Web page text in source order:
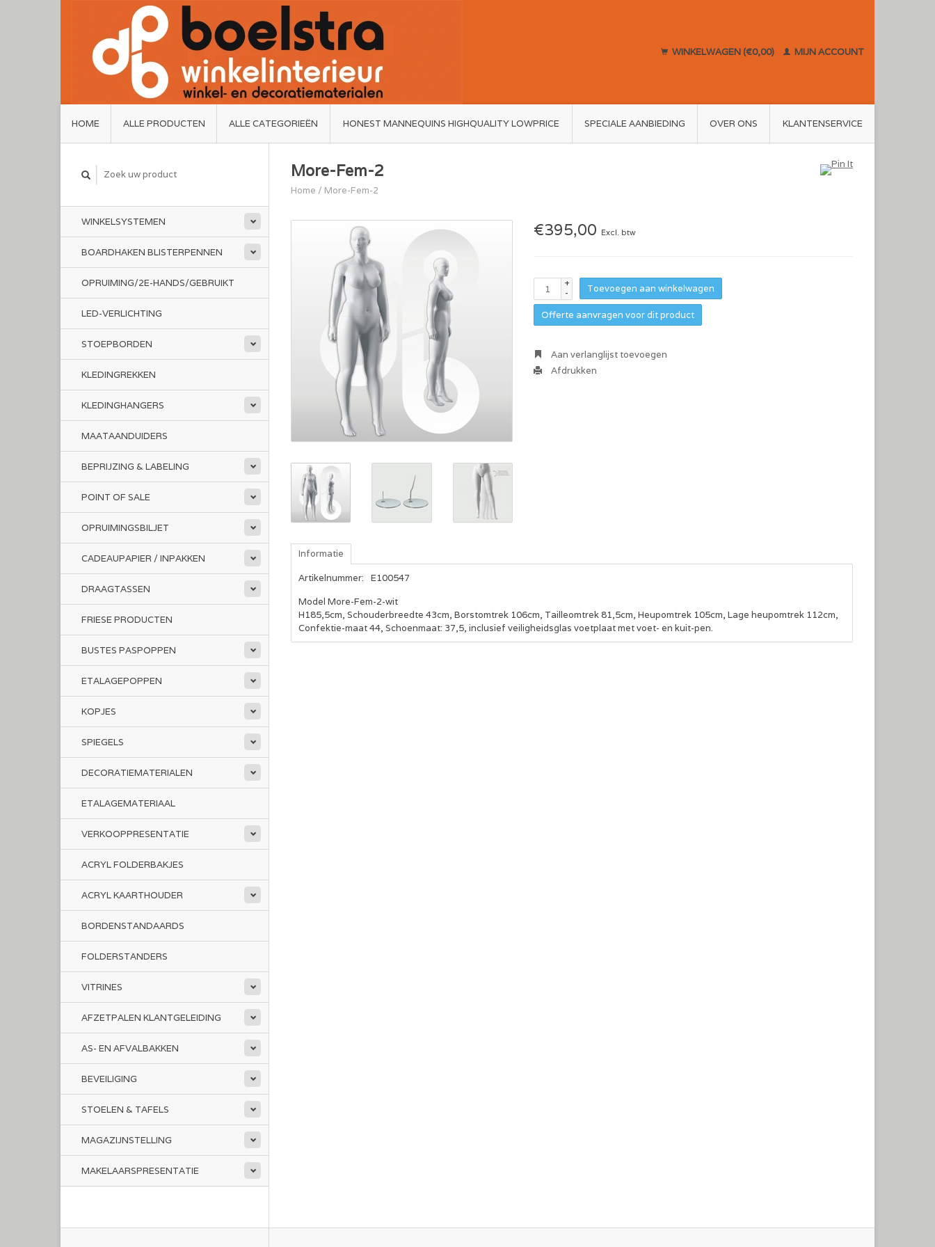
WINKELWAGEN (€0,00) MIJN ACCOUNT
HOME ALLE PRODUCTEN ALLE CATEGORIEËN HONEST MANNEQUINS HIGHQUALITY LOWPRICE SPECIALE AANBIEDING OVER ONS KLANTENSERVICE
WINKELSYSTEMEN
BOARDHAKEN BLISTERPENNEN
OPRUIMING/2E-HANDS/GEBRUIKT
LED-VERLICHTING
STOEPBORDEN
KLEDINGREKKEN
KLEDINGHANGERS
MAATAANDUIDERS
BEPRIJZING & LABELING
POINT OF SALE
OPRUIMINGSBILJET
CADEAUPAPIER / INPAKKEN
DRAAGTASSEN
FRIESE PRODUCTEN
BUSTES PASPOPPEN
ETALAGEPOPPEN
KOPJES
SPIEGELS
DECORATIEMATERIALEN
ETALAGEMATERIAAL
VERKOOPPRESENTATIE
ACRYL FOLDERBAKJES
ACRYL KAARTHOUDER
BORDENSTANDAARDS
FOLDERSTANDERS
VITRINES
AFZETPALEN KLANTGELEIDING
AS- EN AFVALBAKKEN
BEVEILIGING
STOELEN & TAFELS
MAGAZIJNSTELLING
MAKELAARSPRESENTATIE
More-Fem-2
Home / More-Fem-2
€395,00 Excl. btw
+
-
Toevoegen aan winkelwagen
Offerte aanvragen voor dit product
Aan verlanglijst toevoegen
Afdrukken
Informatie
Artikelnummer:
E100547
Model More-Fem-2-wit
H185,5cm, Schouderbreedte 43cm, Borstomtrek 106cm, Tailleomtrek 81,5cm, Heupomtrek 105cm, Lage heupomtrek 112cm,
Confektie-maat 44, Schoenmaat: 37,5, inclusief veiligheidsglas voetplaat met voet- en kuit-pen.